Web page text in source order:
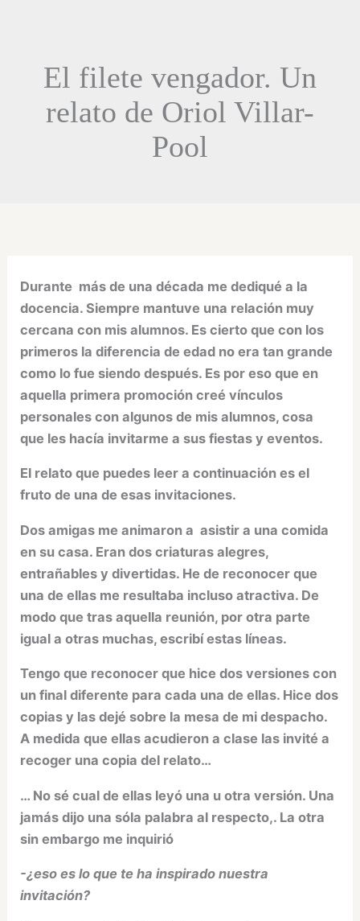
El filete vengador. Un
relato de Oriol Villar-
Pool
Durante más de una década me dediqué a la
docencia. Siempre mantuve una relación muy
cercana con mis alumnos. Es cierto que con los
primeros la diferencia de edad no era tan grande
como lo fue siendo después. Es por eso que en
aquella primera promoción creé vínculos
personales con algunos de mis alumnos, cosa
que les hacía invitarme a sus fiestas y eventos.
El relato que puedes leer a continuación es el
fruto de una de esas invitaciones.
Dos amigas me animaron a asistir a una comida
en su casa. Eran dos criaturas alegres,
entrañables y divertidas. He de reconocer que
una de ellas me resultaba incluso atractiva. De
modo que tras aquella reunión, por otra parte
igual a otras muchas, escribí estas líneas.
Tengo que reconocer que hice dos versiones con
un final diferente para cada una de ellas. Hice dos
copias y las dejé sobre la mesa de mi despacho.
A medida que ellas acudieron a clase las invité a
recoger una copia del relato…
… No sé cual de ellas leyó una u otra versión. Una
jamás dijo una sóla palabra al respecto,. La otra
sin embargo me inquirió
-¿eso es lo que te ha inspirado nuestra
invitación?